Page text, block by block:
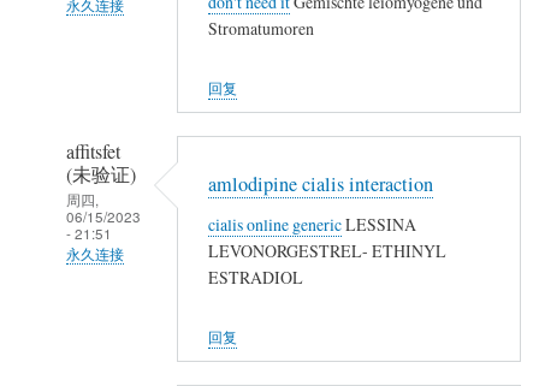
永久连接
(未
验
证)
回
Stromatumoren
回复
affitsfet
(未验证)
周四,
06/15/2023
- 21:51
永久连接
amlodipine cialis interaction
cialis online genericLESSINA
LEVONORGESTREL- ETHINYL
ESTRADIOL
回复